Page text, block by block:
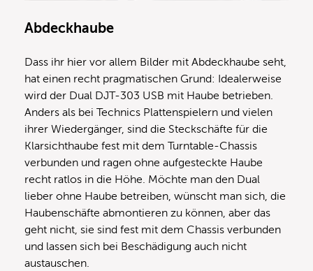
Abdeckhaube
Dass ihr hier vor allem Bilder mit Abdeckhaube seht,
hat einen recht pragmatischen Grund: Idealerweise
wird der Dual DJT-303 USB mit Haube betrieben.
Anders als bei Technics Plattenspielern und vielen
ihrer Wiedergänger, sind die Steckschäfte für die
Klarsichthaube fest mit dem Turntable-Chassis
verbunden und ragen ohne aufgesteckte Haube
recht ratlos in die Höhe. Möchte man den Dual
lieber ohne Haube betreiben, wünscht man sich, die
Haubenschäfte abmontieren zu können, aber das
geht nicht, sie sind fest mit dem Chassis verbunden
und lassen sich bei Beschädigung auch nicht
austauschen.